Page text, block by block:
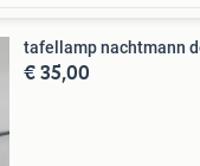
tafellamp nachtmann
€ 35,00